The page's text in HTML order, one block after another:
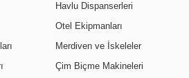
Havlu Dispanserleri
Otel Ekipmanları
Merdiven ve İskeleler
Çim Biçme Makineleri